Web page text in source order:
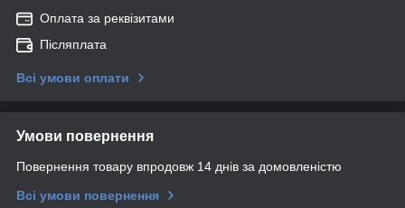
Оплата за реквізитами
Післяплата
Всі умови оплати
Умови повернення
Повернення товару впродовж 14 днів за домовленістю
Всі умови повернення